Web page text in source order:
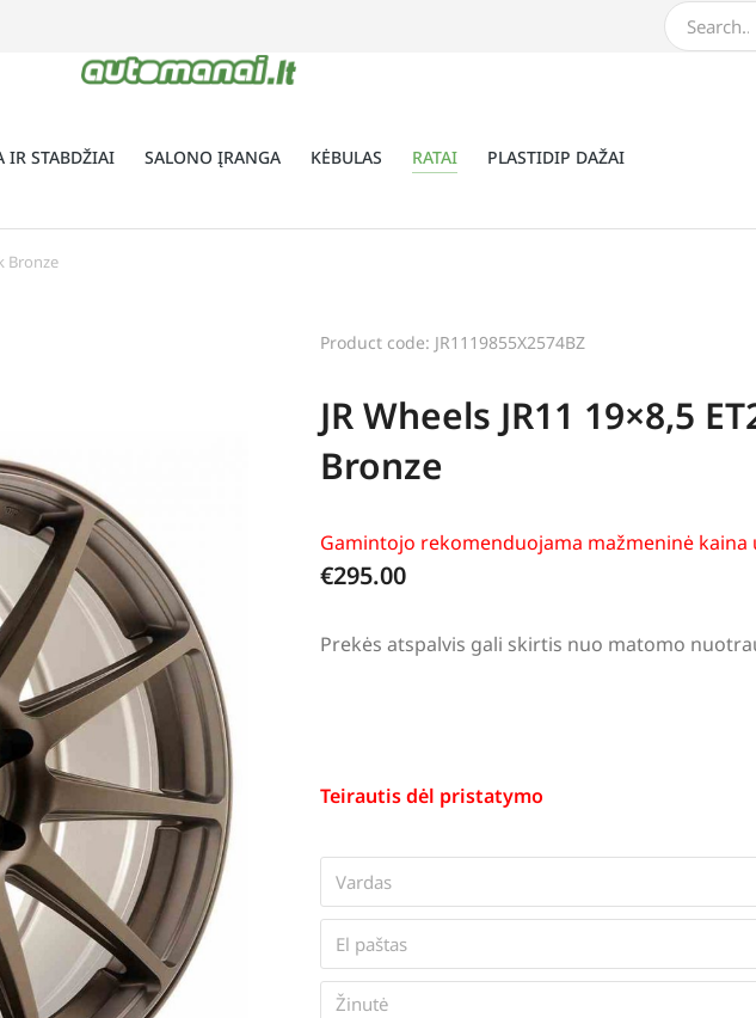
IR STABDŽIAI SALONO ĮRANGA KĖBULAS RATAI PLASTIDIP DAŽAI
Bronze
Product code: JR1119855X2574BZ
JR Wheels JR11 19×8,5
Bronze
Gamintojo rekomenduojama mažmeninė kaina
€295.00
Prekės atspalvis gali skirtis nuo matomo
Teirautis dėl pristatymo